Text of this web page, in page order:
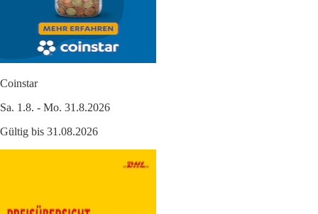
Coinstar
Sa. 1.8. - Mo. 31.8.2026
Gültig bis 31.08.2026